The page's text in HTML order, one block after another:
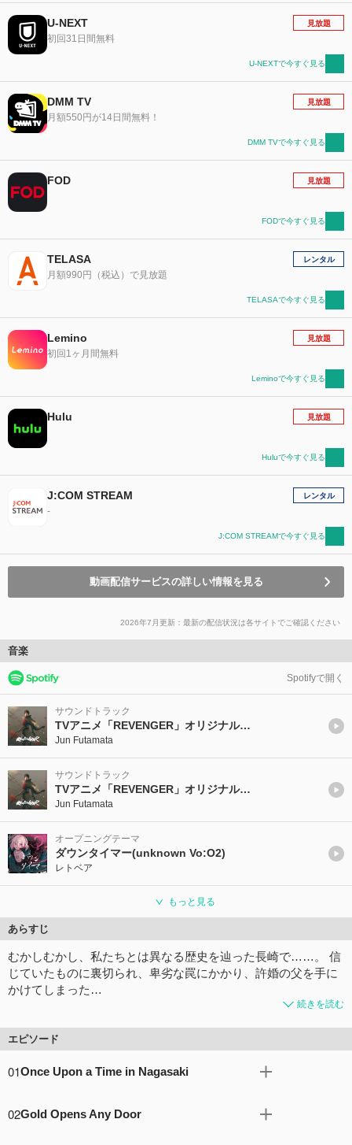
U-NEXT
初回31日間無料
見放題
U-NEXTで今すぐ見る
DMM TV
月額550円が14日間無料！
見放題
DMM TVで今すぐ見る
FOD 見放題
FODで今すぐ見る
TELASA
月額990円（税込）で見放題
レンタル
TELASAで今すぐ見る
Lemino
初回1ヶ月間無料
見放題
Leminoで今すぐ見る
Hulu 見放題
Huluで今すぐ見る
J:COM STREAM
-
レンタル
J:COM STREAMで今すぐ見る
動画配信サービスの詳しい情報を見る
2026年7月更新：最新の配信状況は各サイトでご確認ください
音楽
Spotifyで開く
サウンドトラック
TVアニメ「REVENGER」オリジナルサウンドトラック 黎
Jun Futamata
サウンドトラック
TVアニメ「REVENGER」オリジナルサウンドトラック 黎
Jun Futamata
オープニングテーマ
ダウンタイマー(unknown Vo:O2)
レトベア
もっと見る
あらすじ
むかしむかし、私たちとは異なる歴史を辿った長崎で……。 信
じていたものに裏切られ、卑劣な罠にかかり、許婚の父を手に
かけてしまった…
続きを読む
エピソード
01Once Upon a Time in Nagasaki
じのためにかつての仲間から襲われ、自らも絶体絶命の危
02Gold Opens Any Door